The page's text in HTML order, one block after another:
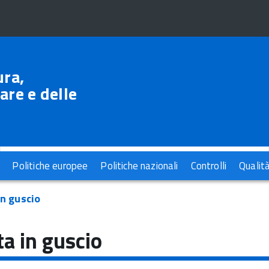
e delle
Politiche europee Politiche nazionali Controlli
guscio
in guscio